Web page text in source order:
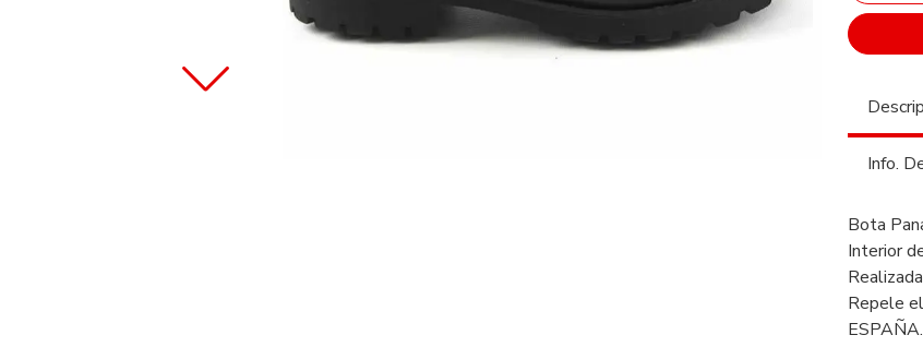
Info.
Bota
Interior
Repele
ESPAÑA.